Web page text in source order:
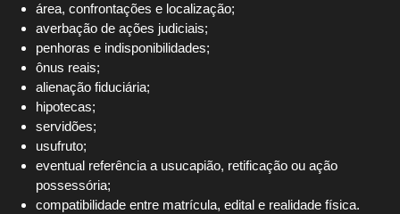
área, confrontações e localização;
averbação de ações judiciais;
penhoras e indisponibilidades;
ônus reais;
alienação fiduciária;
hipotecas;
servidões;
usufruto;
eventual referência a usucapião, retificação ou ação
possessória;
compatibilidade entre matrícula, edital e realidade física.